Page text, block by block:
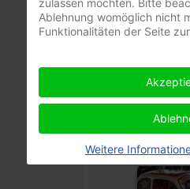
zulassen möchten. Bitte
Ablehnung womöglich nicht
Funktionalitäten der Seite
Weitere